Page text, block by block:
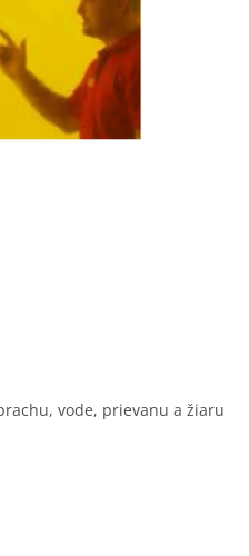
vode, prievanu a žiaru